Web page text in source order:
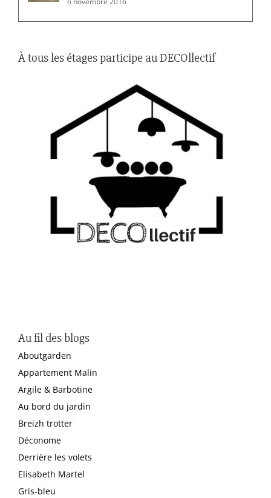
À tous les étages participe au DECOllectif
Au fil des blogs
Aboutgarden
Appartement Malin
Argile & Barbotine
Au bord du jardin
Breizh trotter
Déconome
Derrière les volets
Elisabeth Martel
Gris-bleu